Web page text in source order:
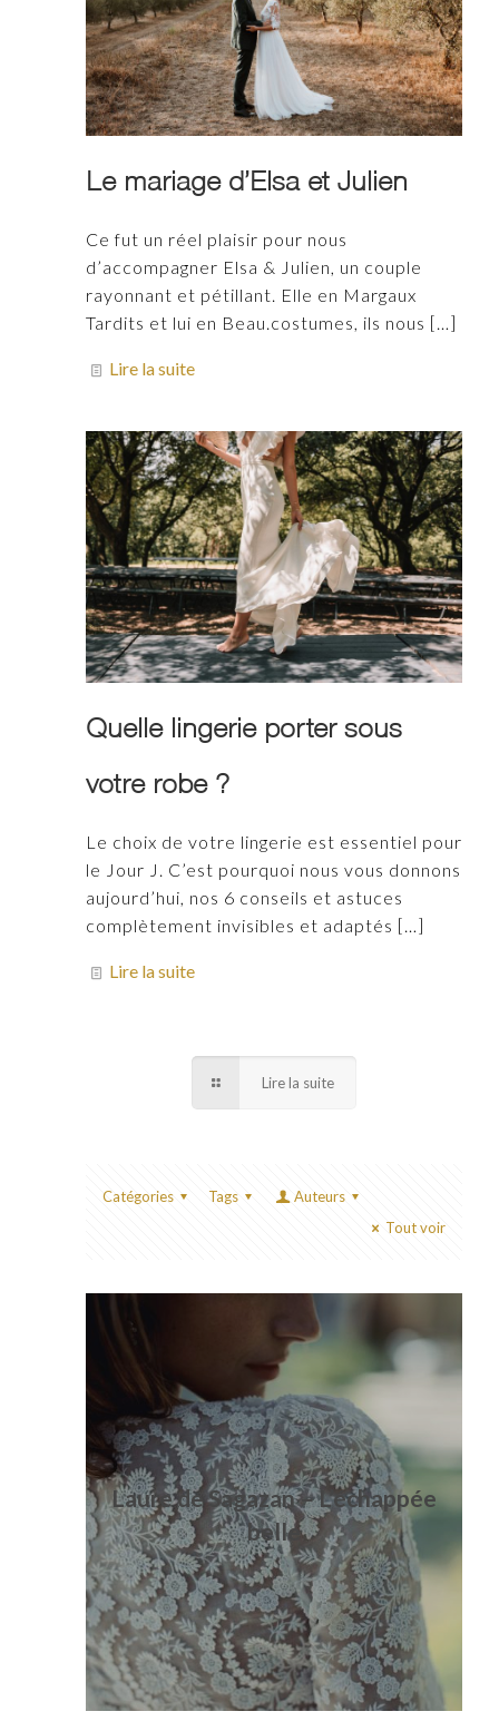
Le mariage d’Elsa et Julien
Ce fut un réel plaisir pour nous
d’accompagner Elsa & Julien, un couple
rayonnant et pétillant. Elle en Margaux
Tardits et lui en Beau.costumes, ils nous […]
Lire la suite
Quelle lingerie porter sous
votre robe ?
Le choix de votre lingerie est essentiel pour
le Jour J. C’est pourquoi nous vous donnons
aujourd’hui, nos 6 conseils et astuces
complètement invisibles et adaptés […]
Lire la suite
Lire la suite
Catégories Tags
Auteurs
Tout voir
Laure de Sagazan – L’échappée
belle